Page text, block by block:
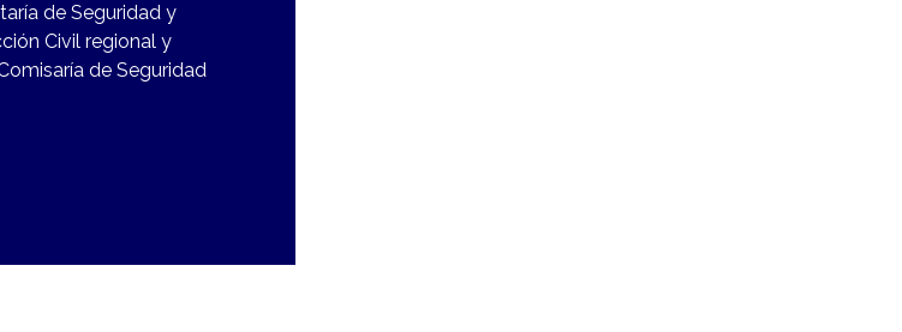
de Seguridad y
Civil regional y
de Seguridad